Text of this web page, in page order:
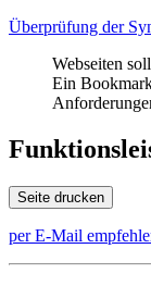
Überprüfung der
Webseiten
Ein
Seite drucken
per E-Mail